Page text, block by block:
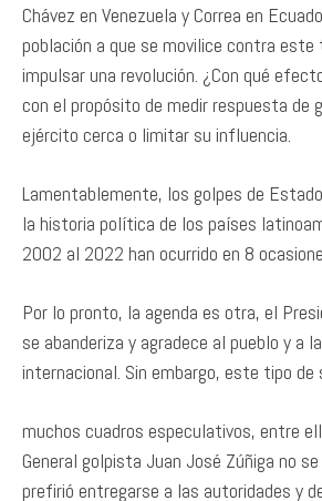
Chávez en Venezuela y Correa en
población a que se movilice contra
impulsar una revolución. ¿Con qué
con el propósito de medir respuesta de
ejército cerca o limitar su influencia.
Lamentablemente, los golpes de
la historia política de los países
2002 al 2022 han ocurrido en 8
Por lo pronto, la agenda es otra, el
se abanderiza y agradece al pueblo y a
internacional. Sin embargo, este tipo de
muchos cuadros especulativos, entre
General golpista Juan José Zúñiga no
prefirió entregarse a las autoridades y